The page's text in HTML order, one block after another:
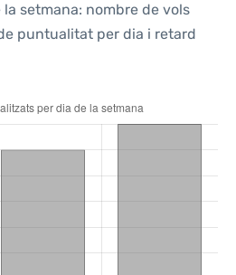
setmana: nombre de vols
puntualitat per dia i retard